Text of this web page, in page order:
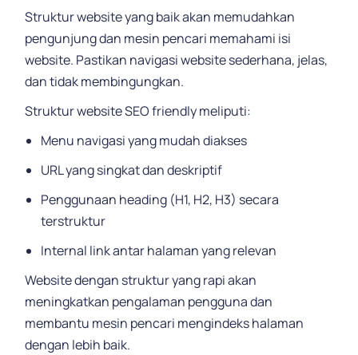
Struktur website yang baik akan memudahkan
pengunjung dan mesin pencari memahami isi
website. Pastikan navigasi website sederhana, jelas,
dan tidak membingungkan.
Struktur website SEO friendly meliputi:
Menu navigasi yang mudah diakses
URL yang singkat dan deskriptif
Penggunaan heading (H1, H2, H3) secara
terstruktur
Internal link antar halaman yang relevan
Website dengan struktur yang rapi akan
meningkatkan pengalaman pengguna dan
membantu mesin pencari mengindeks halaman
dengan lebih baik.